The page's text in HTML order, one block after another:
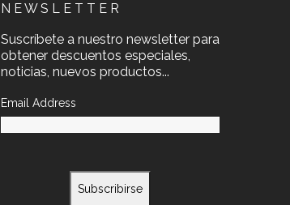
N E W S L E T T E R
Suscríbete a nuestro newsletter para
obtener descuentos especiales,
noticias, nuevos productos...
Email Address